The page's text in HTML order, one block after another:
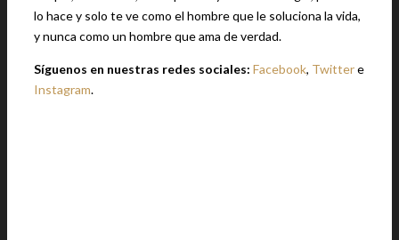
lo hace y solo te ve como el hombre que le soluciona la vida,
y nunca como un hombre que ama de verdad.
Síguenos en nuestras redes sociales: Facebook, Twittere
Instagram.